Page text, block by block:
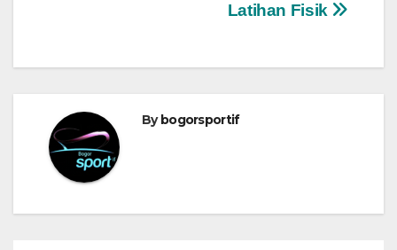
Latihan Fisik
Bybogorsportif